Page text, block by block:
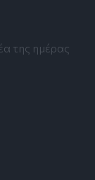
της ημέρας